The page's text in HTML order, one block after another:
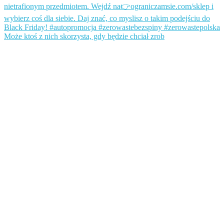
Może ktoś z nich skorzysta, gdy będzie chciał zrob